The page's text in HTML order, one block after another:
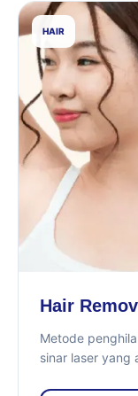
HAIR
Hair
Metode
sinar laser yang